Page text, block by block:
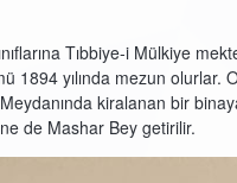
Tıbbiye-i Mülkiye
1894 yılında mezun
kiralanan bir
de Mashar Bey getirilir.